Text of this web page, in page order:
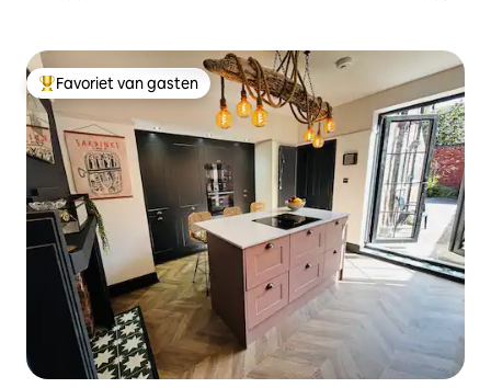
Topfavoriet van gasten
Favoriet van gasten